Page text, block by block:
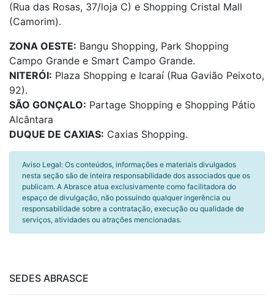
(Rua das Rosas, 37/loja C) e Shopping Cristal Mall
(Camorim).
ZONA OESTE: Bangu Shopping, Park Shopping
Campo Grande e Smart Campo Grande.
NITERÓI: Plaza Shopping e Icaraí (Rua Gavião Peixoto,
92).
SÃO GONÇALO: Partage Shopping e Shopping Pátio
Alcântara
DUQUE DE CAXIAS: Caxias Shopping.
Aviso Legal: Os conteúdos, informações e materiais divulgados
nesta seção são de inteira responsabilidade dos associados que os
publicam. A Abrasce atua exclusivamente como facilitadora do
espaço de divulgação, não possuindo qualquer ingerência ou
responsabilidade sobre a contratação, execução ou qualidade de
serviços, atividades ou atrações mencionadas.
SEDES ABRASCE